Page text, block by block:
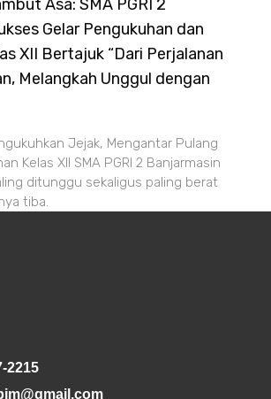
Asa: SMA PGRI 2
Gelar Pengukuhan dan
XII Bertajuk “Dari Perjalanan
Melangkah Unggul dengan
Jejak, Mengantar Pulang
Kelas XII SMA PGRI 2 Banjarmasin
ditunggu sekaligus paling berat
tiba.
2215